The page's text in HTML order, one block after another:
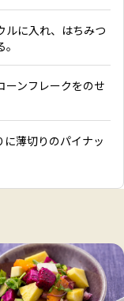
ルに入れ、はちみつ
ーンフレークをのせ
薄切りのパイナッ